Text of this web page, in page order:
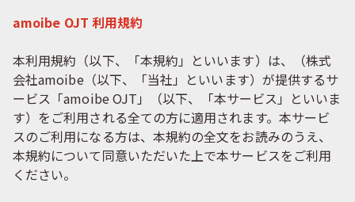
amoibe OJT 利用規約
本利用規約（以下、「本規約」といいます）は、（株式
会社amoibe（以下、「当社」といいます）が提供するサ
ービス「amoibe OJT」（以下、「本サービス」といいま
す）をご利用される全ての方に適用されます。本サービ
スのご利用になる方は、本規約の全文をお読みのうえ、
本規約について同意いただいた上で本サービスをご利用
ください。